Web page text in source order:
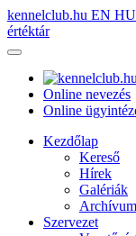
kennelclub.hu EN HU
értéktár
Online nevezés
Online
Kezdőlap
Kereső
Hírek
Galériák
Archívum
Szervezet